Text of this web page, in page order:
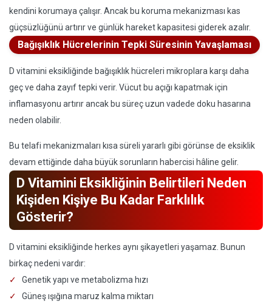
kendini korumaya çalışır. Ancak bu koruma mekanizması kas
güçsüzlüğünü artırır ve günlük hareket kapasitesi giderek azalır.
Bağışıklık Hücrelerinin Tepki Süresinin Yavaşlaması
D vitamini eksikliğinde bağışıklık hücreleri mikroplara karşı daha
geç ve daha zayıf tepki verir. Vücut bu açığı kapatmak için
inflamasyonu artırır ancak bu süreç uzun vadede doku hasarına
neden olabilir.
Bu telafi mekanizmaları kısa süreli yararlı gibi görünse de eksiklik
devam ettiğinde daha büyük sorunların habercisi hâline gelir.
D Vitamini Eksikliğinin Belirtileri Neden
Kişiden Kişiye Bu Kadar Farklılık
Gösterir?
D vitamini eksikliğinde herkes aynı şikayetleri yaşamaz. Bunun
birkaç nedeni vardır:
Genetik yapı ve metabolizma hızı
Güneş ışığına maruz kalma miktarı